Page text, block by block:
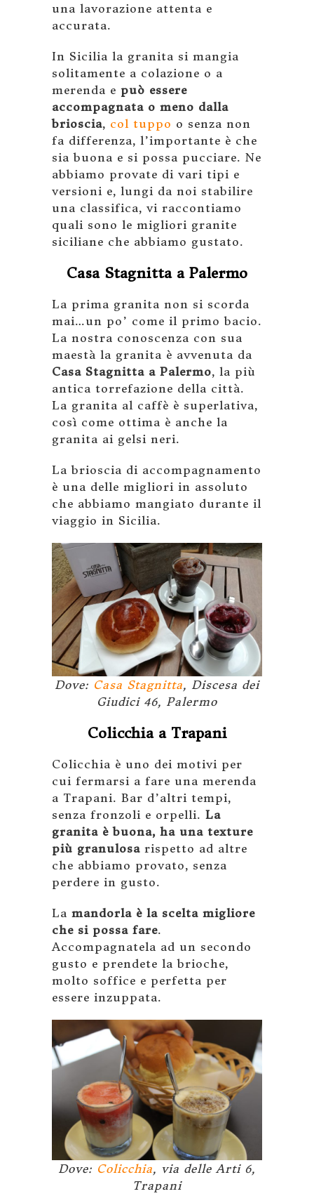
una lavorazione attenta e
accurata.
In Sicilia la granita si mangia
solitamente a colazione o a
merenda e può essere
accompagnata o meno dalla
brioscia, col tuppo o senza non
fa differenza, l’importante è che
sia buona e si possa pucciare. Ne
abbiamo provate di vari tipi e
versioni e, lungi da noi stabilire
una classifica, vi raccontiamo
quali sono le migliori granite
siciliane che abbiamo gustato.
Casa Stagnitta a Palermo
La prima granita non si scorda
mai…un po’ come il primo bacio.
La nostra conoscenza con sua
maestà la granita è avvenuta da
Casa Stagnitta a Palermo, la più
antica torrefazione della città.
La granita al caffè è superlativa,
così come ottima è anche la
granita ai gelsi neri.
La brioscia di accompagnamento
è una delle migliori in assoluto
che abbiamo mangiato durante il
viaggio in Sicilia.
Dove: Casa Stagnitta, Discesa dei
Giudici 46, Palermo
Colicchia a Trapani
Colicchia è uno dei motivi per
cui fermarsi a fare una merenda
a Trapani. Bar d’altri tempi,
senza fronzoli e orpelli. La
granita è buona, ha una texture
più granulosa rispetto ad altre
che abbiamo provato, senza
perdere in gusto.
La mandorla è la scelta migliore
che si possa fare.
Accompagnatela ad un secondo
gusto e prendete la brioche,
molto soffice e perfetta per
essere inzuppata.
Dove: Colicchia, via delle Arti 6,
Trapani